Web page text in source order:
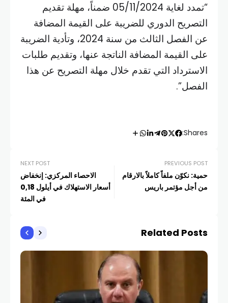
“تمدد لغاية 05/11/2024 ضمناً، مهلة تقديم
التصريح الدوري للضريبة على القيمة المضافة
عن الفصل الثالث من سنة 2024، وتأدية الضريبة
على القيمة المضافة الناتجة عنها، وتقديم طلبات
الاسترداد التي تقدم خلال مهلة التصريح عن هذا
الفصل”.
Shares:
PREVIOUS POST
حمية: نكوّن ملفاً كاملاً بالارقام
من أجل مؤتمر باريس
NEXT POST
الاحصاء المركزي: إنخفاض
أسعار الاستهلاك في أيلول 0,18
في المئة
Related Posts